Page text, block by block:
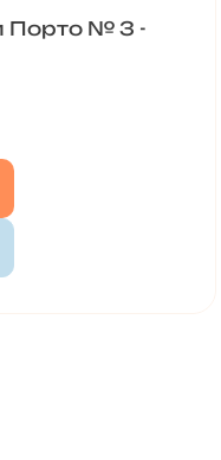
Порто № 3 -